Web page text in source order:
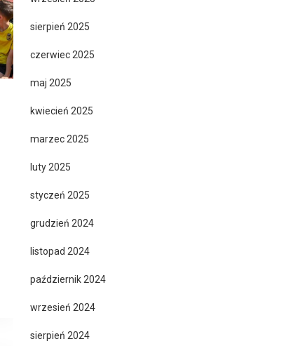
sierpień 2025
czerwiec 2025
maj 2025
kwiecień 2025
marzec 2025
luty 2025
styczeń 2025
grudzień 2024
listopad 2024
październik 2024
wrzesień 2024
sierpień 2024